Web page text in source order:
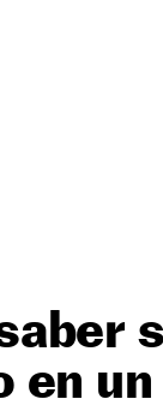
en